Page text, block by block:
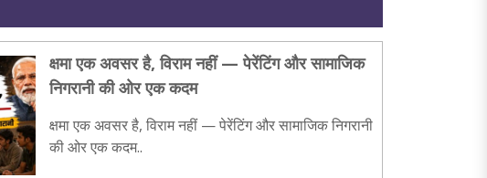
क्षमा एक अवसर है, विराम नहीं — पेरेंटिंग और सामाजिक
निगरानी की ओर एक कदम
क्षमा एक अवसर है, विराम नहीं — पेरेंटिंग और सामाजिक निगरानी
की ओर एक कदम..